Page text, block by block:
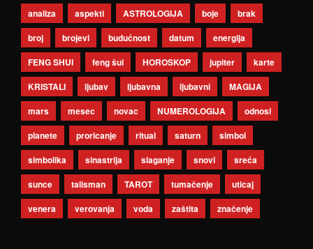
analiza aspekti ASTROLOGIJA boje
brak
broj
brojevi budućnost datum
energija
FENG SHUI
feng šui HOROSKOP jupiter
karte
KRISTALI
ljubav ljubavna ljubavni
MAGIJA
mars
mesec novac NUMEROLOGIJA
odnosi
planete
proricanje ritual saturn
simbol
simbolika
sinastrija slaganje snovi
sreća
sunce
talisman TAROT tumačenje
uticaj
venera
verovanja voda zaštita značenje